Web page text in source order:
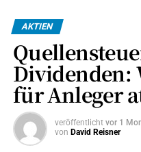
Stand: Juli 2026.
Anlageberatung und
Orientierung für
Das Wichtigste
und Steuern
Depotkosten
AKTIEN
Dividenden:
für Anleger
veröffentlicht vor 1
von David Reisner